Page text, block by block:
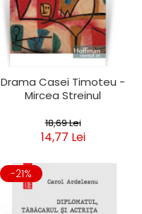
Drama Casei Timoteu -
Mircea Streinul
18,69 Lei
14,77 Lei
-21%